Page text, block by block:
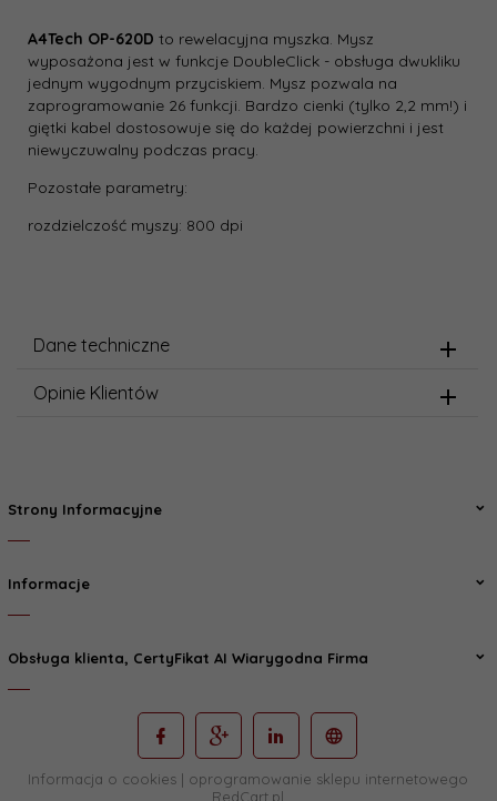
A4Tech OP-620D to rewelacyjna myszka. Mysz
wyposażona jest w funkcje DoubleClick - obsługa dwukliku
jednym wygodnym przyciskiem. Mysz pozwala na
zaprogramowanie 26 funkcji. Bardzo cienki (tylko 2,2 mm!) i
giętki kabel dostosowuje się do każdej powierzchni i jest
niewyczuwalny podczas pracy.
Pozostałe parametry:
rozdzielczość myszy: 800 dpi
Dane techniczne
Opinie Klientów
Strony Informacyjne
Informacje
Obsługa klienta, CertyFikat AI Wiarygodna Firma
Informacja o cookies| oprogramowanie sklepu internetowego
RedCart.pl